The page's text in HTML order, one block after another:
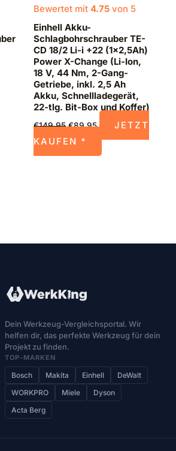
Bewertet mit4.75 von 5
Einhell Akku-
Schlagbohrschrauber TE-
CD 18/2 Li-i +22 (1×2,5Ah)
Power X-Change (Li-Ion,
18 V, 44 Nm, 2-Gang-
Getriebe, inkl. 2,5 Ah
Akku, Schnellladegerät,
22-tlg. Bit-Box und Koffer)
€149,95 €89,95
JETZT
KAUFEN *
Dein Werkzeug-Vergleichsportal. Wir
helfen dir, das perfekte Werkzeug für dein
Projekt zu finden.
TOP-MARKEN
Bosch Makita Einhell
DeWalt
WORKPRO
Miele
Dyson
Acta Berg